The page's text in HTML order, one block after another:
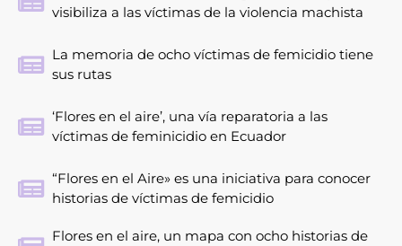
visibiliza a las víctimas de la violencia machista
La memoria de ocho víctimas de femicidio tiene
sus rutas
‘Flores en el aire’, una vía reparatoria a las
víctimas de feminicidio en Ecuador
“Flores en el Aire» es una iniciativa para conocer
historias de víctimas de femicidio
Flores en el aire, un mapa con ocho historias de